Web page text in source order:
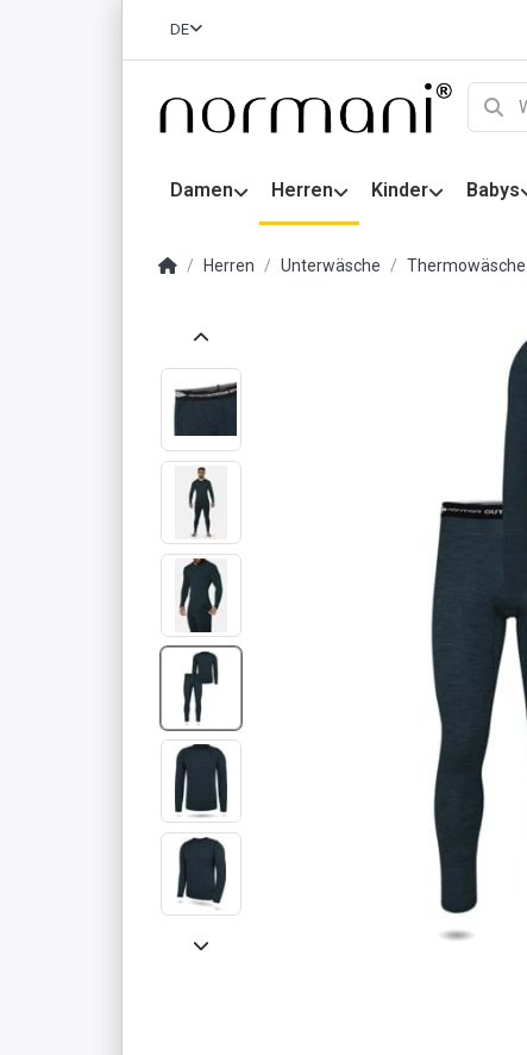
DE
Damen Herren Kinder Babys
Herren Unterwäsche Thermowäsche